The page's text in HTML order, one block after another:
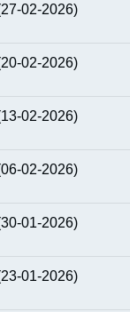
02-2026)
02-2026)
02-2026)
02-2026)
01-2026)
01-2026)